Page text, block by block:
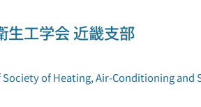
生工学会 近畿支部
of Heating, Air-Conditioning and